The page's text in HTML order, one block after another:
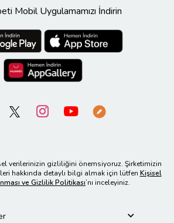
Mobil Uygulamamızı İndirin
verilerinizin gizliliğini önemsiyoruz. Şirketimizin
hakkında detaylı bilgi almak için lütfen Kişisel
ve Gizlilik Politikası’nı inceleyiniz.